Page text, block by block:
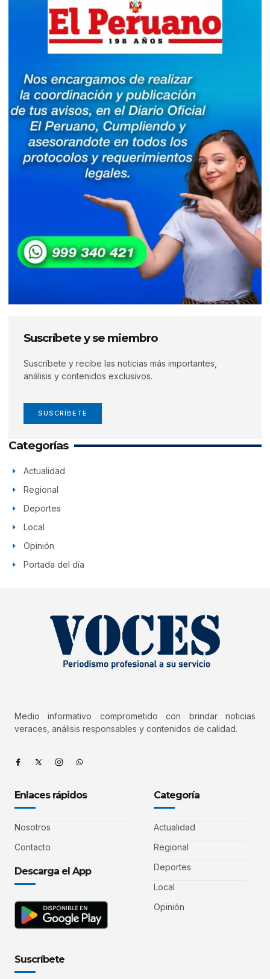
Suscríbete y se miembro
Suscríbete y recibe las noticias más importantes,
análisis y contenidos exclusivos.
SUSCRÍBETE
Categorías
Actualidad
Regional
Deportes
Local
Opinión
Portada del día
Medio informativo comprometido con brindar noticias
veraces, análisis responsables y contenidos de calidad.
Enlaces rápidos
Nosotros
Contacto
Descarga el App
Categoría
Actualidad
Regional
Deportes
Local
Opinión
Suscríbete